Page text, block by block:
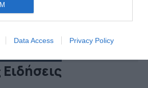
Data Access Privacy Policy